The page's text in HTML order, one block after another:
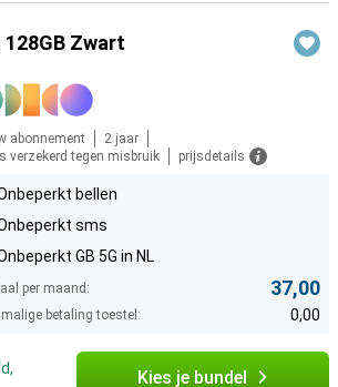
128GB Zwart
abonnement
2 jaar
verzekerd tegen misbruik
prijsdetails
bellen
sms
GB 5G in NL
per maand: 37,00
betaling toestel: 0,00
Kies je bundel